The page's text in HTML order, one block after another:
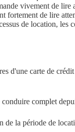
vivement de
de lire
de location, les
d'une carte de
complet
de la période de